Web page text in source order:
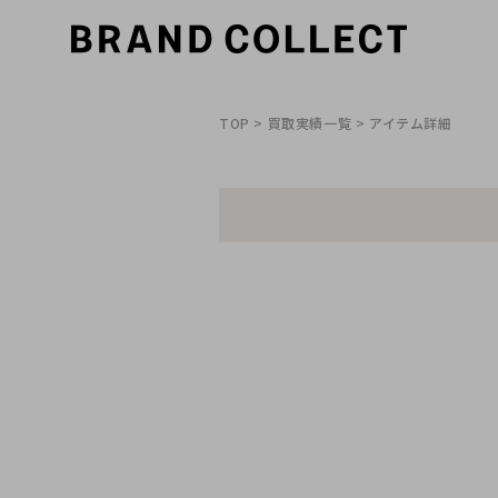
TOP > 買取実績一覧 > アイテム詳細